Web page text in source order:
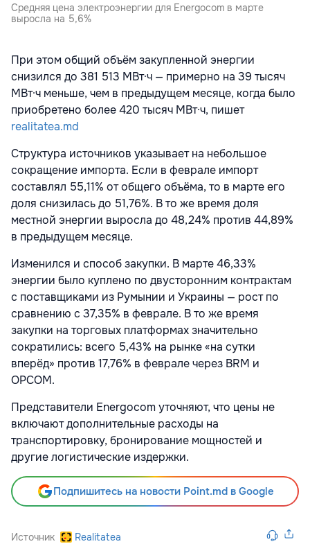
Средняя цена электроэнергии для Energocom в марте
выросла на 5,6%
При этом общий объём закупленной энергии
снизился до 381 513 МВт·ч — примерно на 39 тысяч
МВт·ч меньше, чем в предыдущем месяце, когда было
приобретено более 420 тысяч МВт·ч, пишет
realitatea.md
Структура источников указывает на небольшое
сокращение импорта. Если в феврале импорт
составлял 55,11% от общего объёма, то в марте его
доля снизилась до 51,76%. В то же время доля
местной энергии выросла до 48,24% против 44,89%
в предыдущем месяце.
Изменился и способ закупки. В марте 46,33%
энергии было куплено по двусторонним контрактам
с поставщиками из Румынии и Украины — рост по
сравнению с 37,35% в феврале. В то же время
закупки на торговых платформах значительно
сократились: всего 5,43% на рынке «на сутки
вперёд» против 17,76% в феврале через BRM и
OPCOM.
Представители Energocom уточняют, что цены не
включают дополнительные расходы на
транспортировку, бронирование мощностей и
другие логистические издержки.
Подпишитесь на новости Point.md в Google
Источник Realitatea